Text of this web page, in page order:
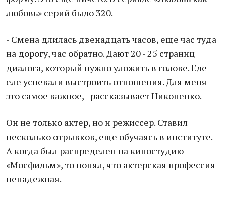
любовь» серий было 320.
- Смена длилась двенадцать часов, еще час туда
на дорогу, час обратно. Дают 20 - 25 страниц
диалога, который нужно уложить в голове. Еле-
еле успевали выстроить отношения. Для меня
это самое важное, - рассказывает Никоненко.
Он не только актер, но и режиссер. Ставил
несколько отрывков, еще обучаясь в институте.
А когда был распределен на киностудию
«Мосфильм», то понял, что актерская профессия
ненадежная.